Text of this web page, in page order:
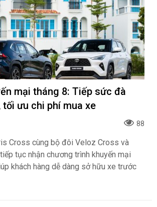
mại tháng 8: Tiếp sức đà
ưu chi phí mua xe
88
Cross cùng bộ đôi Veloz Cross và
tục nhận chương trình khuyến mại
khách hàng dễ dàng sở hữu xe trước